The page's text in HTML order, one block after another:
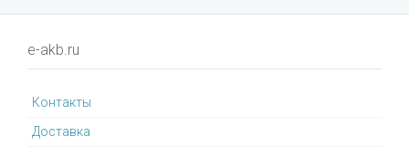
e-akb.ru
Контакты
Доставка